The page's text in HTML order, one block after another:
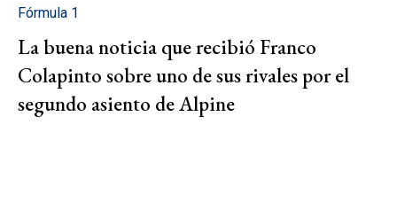
Fórmula 1
La buena noticia que recibió Franco
Colapinto sobre uno de sus rivales por el
segundo asiento de Alpine